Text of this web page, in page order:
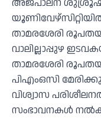
അജപാലന ശുശ്രൂഷ
താമരശേരി
വാലില്ലാപ്പുഴ
താമരശേരി
പിഎംഒസി
വിശ്വാസ
സംഭാവനകള്‍